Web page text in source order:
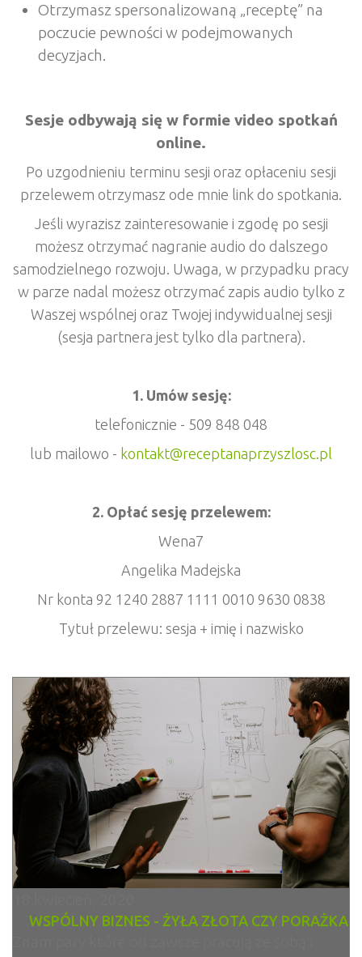
Otrzymasz spersonalizowaną „receptę” na
poczucie pewności w podejmowanych
decyzjach.
Sesje odbywają się w formie video spotkań
online.
Po uzgodnieniu terminu sesji oraz opłaceniu sesji
przelewem otrzymasz ode mnie link do spotkania.
Jeśli wyrazisz zainteresowanie i zgodę po sesji
możesz otrzymać nagranie audio do dalszego
samodzielnego rozwoju. Uwaga, w przypadku pracy
w parze nadal możesz otrzymać zapis audio tylko z
Waszej wspólnej oraz Twojej indywidualnej sesji
(sesja partnera jest tylko dla partnera).
1. Umów sesję:
telefonicznie - 509 848 048
lub mailowo - kontakt@receptanaprzyszlosc.pl
2. Opłać sesję przelewem:
Wena7
Angelika Madejska
Nr konta 92 1240 2887 1111 0010 9630 0838
Tytuł przelewu: sesja + imię i nazwisko
WSPÓLNY BIZNES - ŻYŁA ZŁOTA CZY PORAŻKA